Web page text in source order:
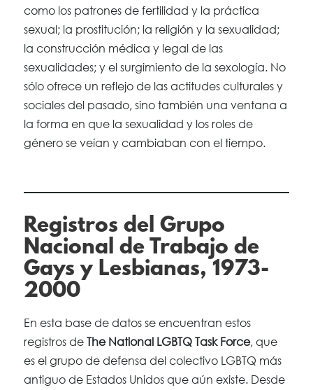
como los patrones de fertilidad y la práctica
sexual; la prostitución; la religión y la sexualidad;
la construcción médica y legal de las
sexualidades; y el surgimiento de la sexología. No
sólo ofrece un reflejo de las actitudes culturales y
sociales del pasado, sino también una ventana a
la forma en que la sexualidad y los roles de
género se veían y cambiaban con el tiempo.
Registros del Grupo
Nacional de Trabajo de
Gays y Lesbianas, 1973-
2000
En esta base de datos se encuentran estos
registros de The National LGBTQ Task Force, que
es el grupo de defensa del colectivo LGBTQ más
antiguo de Estados Unidos que aún existe. Desde